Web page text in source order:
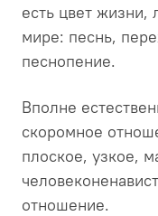
есть цвет жизни,
мире: песнь,
песнопение.
Вполне
скоромное
плоское, узкое,
отношение.